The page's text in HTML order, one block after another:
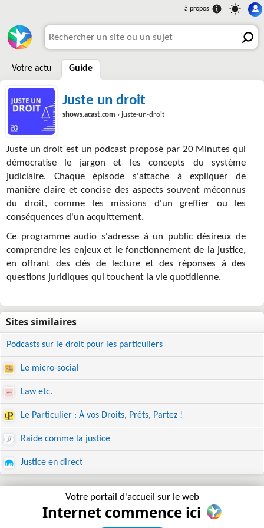
Votre actu Guide
Juste un droit
shows.acast.com › juste-un-droit
Juste un droit est un podcast proposé par 20 Minutes qui
démocratise le jargon et les concepts du système
judiciaire. Chaque épisode s'attache à expliquer de
manière claire et concise des aspects souvent méconnus
du droit, comme les missions d'un greffier ou les
conséquences d'un acquittement.
Ce programme audio s'adresse à un public désireux de
comprendre les enjeux et le fonctionnement de la justice,
en offrant des clés de lecture et des réponses à des
questions juridiques qui touchent la vie quotidienne.
Podcasts sur le droit pour les particuliers
Le micro-social
Law etc.
Le Particulier : À vos Droits, Prêts, Partez !
Raide comme la justice
Justice en direct
Votre portail d'accueil sur le web
Internet commence ici